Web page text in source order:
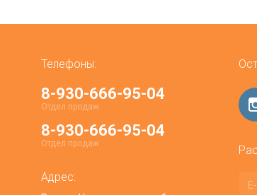
Телефоны:
8-930-666-95-04
Отдел продаж
8-930-666-95-04
Отдел продаж
Адрес: